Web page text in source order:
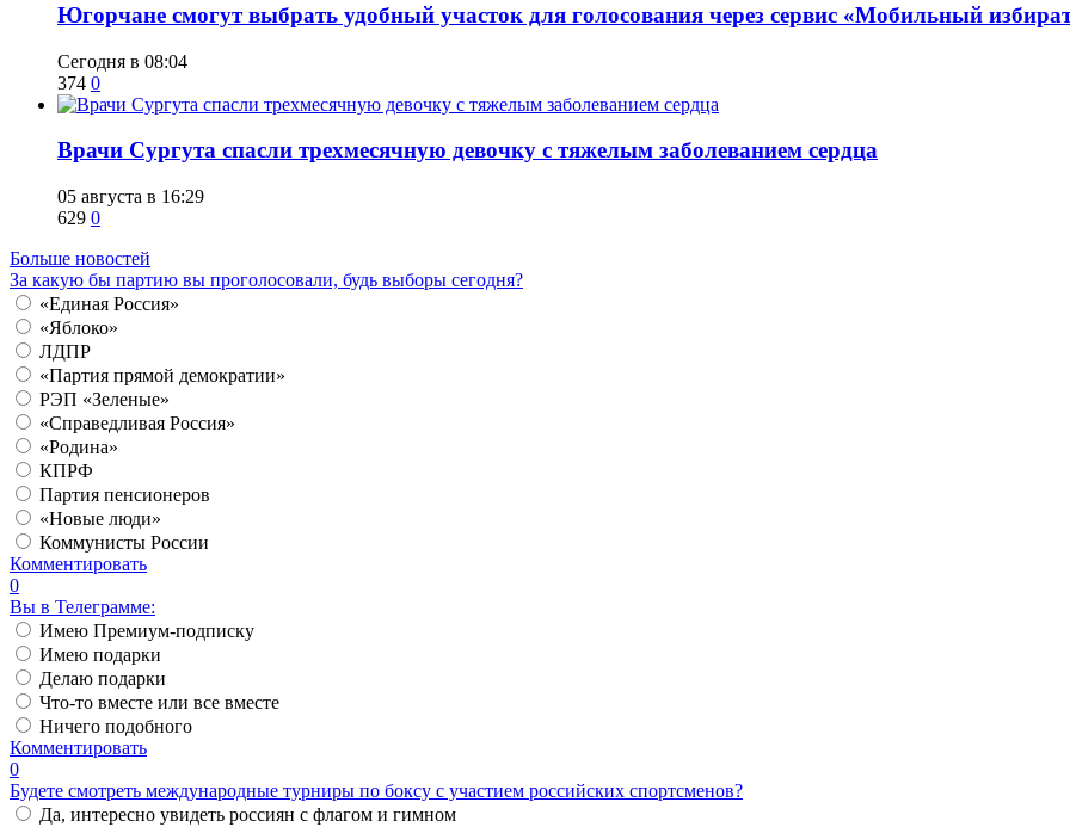
Югорчане смогут выбрать удобный участок для голосования через сервис «Мобильный
Сегодня в 08:04
374 0
​Врачи Сургута спасли трехмесячную девочку с тяжелым заболеванием сердца
05 августа в 16:29
629 0
Больше новостей
За какую бы партию вы проголосовали, будь выборы сегодня?
«Единая Россия»
«Яблоко»
ЛДПР
«Партия прямой демократии»
РЭП «Зеленые»
«Справедливая Россия»
«Родина»
КПРФ
Партия пенсионеров
«Новые люди»
Коммунисты России
Комментировать
0
Вы в Телеграмме:
Имею Премиум-подписку
Имею подарки
Делаю подарки
Что-то вместе или все вместе
Ничего подобного
Комментировать
0
Будете смотреть международные турниры по боксу с участием российских спортсменов?
Да, интересно увидеть россиян с флагом и гимном